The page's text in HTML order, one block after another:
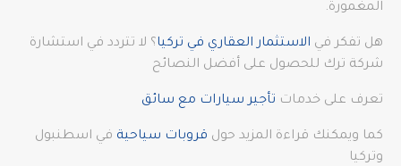
المغمورة.
هل تفكر في الاستثمار العقاري في تركيا ؟ لا تتردد في استشارة
شركة ترك للحصول على أفضل النصائح
تعرف على خدمات تأجير سيارات مع سائق
كما ويمكنك قراءة المزيد حول قروبات سياحية في اسطنبول
وتركيا